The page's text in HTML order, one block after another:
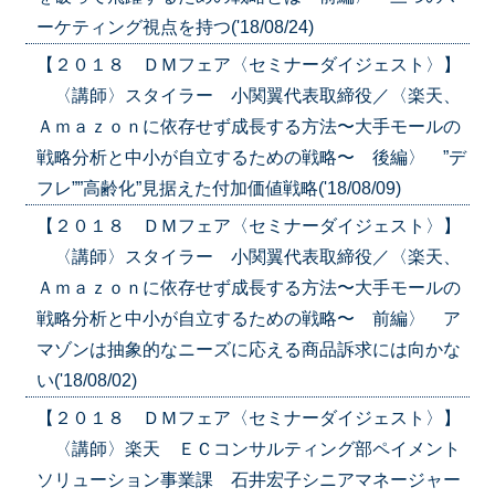
ーケティング視点を持つ('18/08/24)
【２０１８ ＤＭフェア〈セミナーダイジェスト〉】
〈講師〉スタイラー 小関翼代表取締役／〈楽天、
Ａｍａｚｏｎに依存せず成長する方法〜大手モールの
戦略分析と中小が自立するための戦略〜 後編〉 ”デ
フレ””高齢化”見据えた付加価値戦略('18/08/09)
【２０１８ ＤＭフェア〈セミナーダイジェスト〉】
〈講師〉スタイラー 小関翼代表取締役／〈楽天、
Ａｍａｚｏｎに依存せず成長する方法〜大手モールの
戦略分析と中小が自立するための戦略〜 前編〉 ア
マゾンは抽象的なニーズに応える商品訴求には向かな
い('18/08/02)
【２０１８ ＤＭフェア〈セミナーダイジェスト〉】
〈講師〉楽天 ＥＣコンサルティング部ペイメント
ソリューション事業課 石井宏子シニアマネージャー